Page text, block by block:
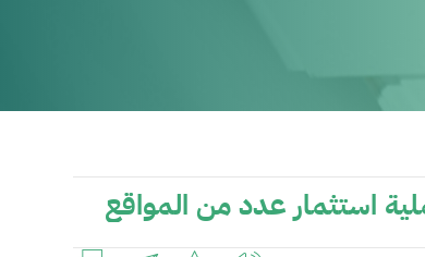
استثمار عدد من المواقع